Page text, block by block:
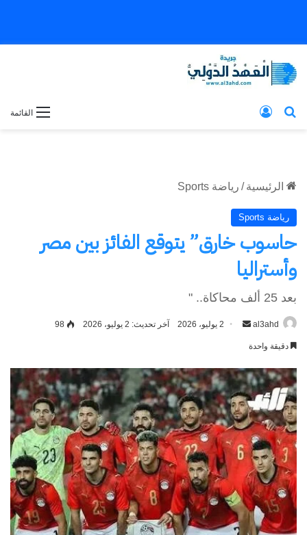
القائمة بحث عن
الرئيسية / رياضة Sports
رياضة Sports
حاسوب خارق” يتوقع الفائز بين مصر
وأستراليا
بعد 25 ألف محاكاة.. "
al3ahd
أرسل 2 يوليو، 2026 آخر تحديث: 2 يوليو، 2026 98
دقيقة واحدة